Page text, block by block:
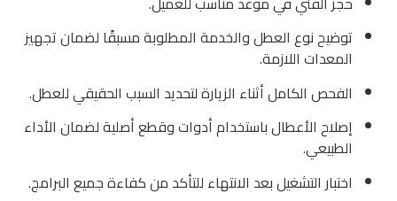
توضيح نوع العطل والخدمة المطلوبة مسبقًا لضمان تجهيز
المعدات اللازمة.
الفحص الكامل أثناء الزيارة لتحديد السبب الحقيقي للعطل.
إصلاح الأعطال باستخدام أدوات وقطع أصلية لضمان الأداء
الطبيعي.
اختبار التشغيل بعد الانتهاء للتأكد من كفاءة جميع البرامج.